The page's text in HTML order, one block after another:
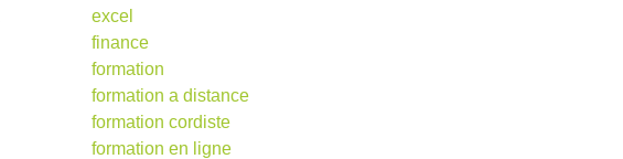
excel
finance
formation
formation a distance
formation cordiste
formation en ligne